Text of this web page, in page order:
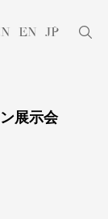
EN JP
展示会